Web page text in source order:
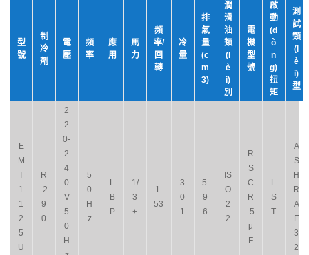
型
號
制
冷
劑
電
壓
頻
率
應
用
馬
力
頻
率/
回
轉
冷
量
排
氣
量
(c
m
3)
潤
滑
油
類
(l
è
i)
別
電
機
型
號
啟
動
(d
ò
n
g)
扭
矩
測
試
類
(l
è
i)
型
E
M
T
1
1
2
5
U
R
-2
9
0
2
2
0-
2
4
0
V
5
0
H
5
0
H
z
L
B
P
1/
3
+
1.
53
3
0
1
5.
9
6
IS
O
2
2
R
S
C
R
-5
μ
F
L
S
T
A
S
H
R
A
E
3
2